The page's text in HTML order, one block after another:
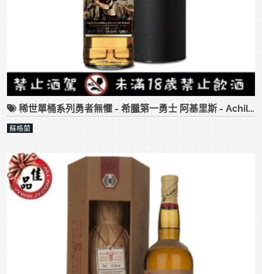
稀世單桶系列勇者無懼 - 希臘第一勇士 阿基里斯 - Achilles
蘇格蘭